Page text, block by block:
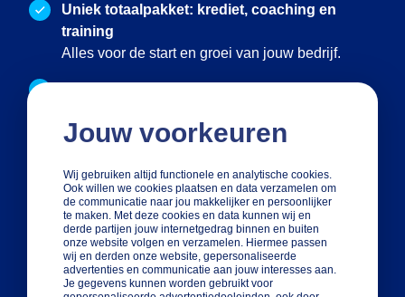
Jouw voorkeuren
Wij gebruiken altijd functionele en analytische cookies.
Ook willen we cookies plaatsen en data verzamelen om
de communicatie naar jou makkelijker en persoonlijker
te maken. Met deze cookies en data kunnen wij en
derde partijen jouw internetgedrag binnen en buiten
onze website volgen en verzamelen. Hiermee passen
wij en derden onze website, gepersonaliseerde
advertenties en communicatie aan jouw interesses aan.
Je gegevens kunnen worden gebruikt voor
Uniek totaalpakket: krediet, coaching en
training
Alles voor de start en groei van jouw bedrijf.
Onafhankelijke stichting zonder
winstoogmerk
Jouw succes staat bij ons voorop!
Adviesgesprek aanvragen